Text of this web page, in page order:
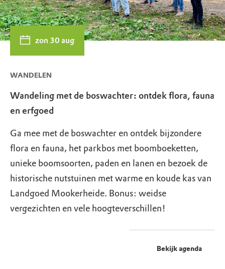
zon 30 aug
WANDELEN
Wandeling met de boswachter: ontdek flora, fauna
en erfgoed
Ga mee met de boswachter en ontdek bijzondere
flora en fauna, het parkbos met boomboeketten,
unieke boomsoorten, paden en lanen en bezoek de
historische nutstuinen met warme en koude kas van
Landgoed Mookerheide. Bonus: weidse
vergezichten en vele hoogteverschillen!
Bekijk agenda